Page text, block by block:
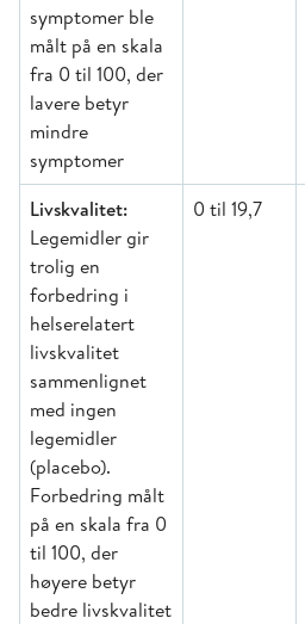
symptomer ble
målt på en skala
fra 0 til 100, der
lavere betyr
mindre
symptomer
Livskvalitet:
Legemidler gir
trolig en
forbedring i
helserelatert
livskvalitet
sammenlignet
med ingen
legemidler
(placebo).
Forbedring målt
på en skala fra 0
til 100, der
høyere betyr
bedre livskvalitet
0 til 19,7